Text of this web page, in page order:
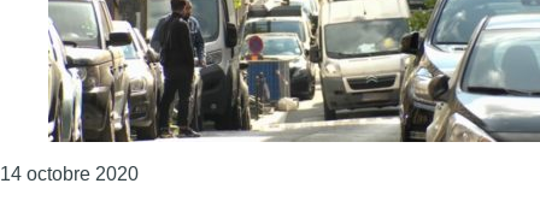
14 octobre 2020Consulter l'article "Il y a davantage de voitures